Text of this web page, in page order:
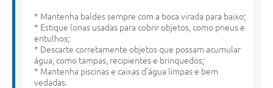
* Mantenha baldes sempre com a boca virada para baixo;
* Estique lonas usadas para cobrir objetos, como pneus e
entulhos;
* Descarte corretamente objetos que possam acumular
água, como tampas, recipientes e brinquedos;
* Mantenha piscinas e caixas d’água limpas e bem
vedadas.